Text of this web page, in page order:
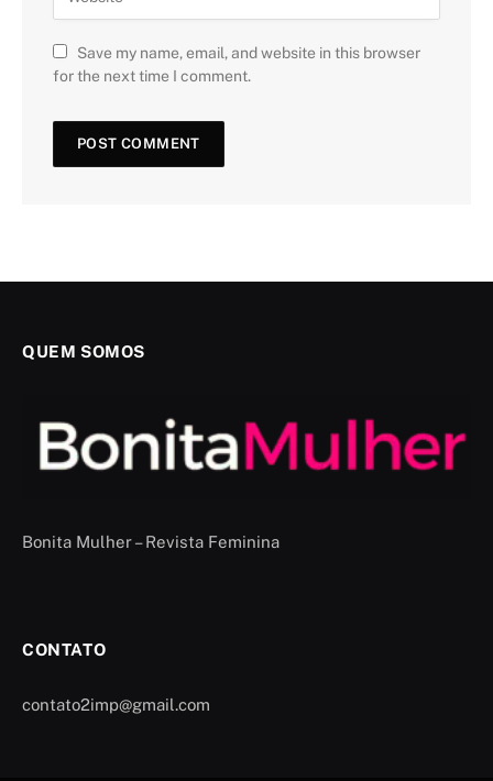
Save my name, email, and website in this browser
for the next time I comment.
QUEM SOMOS
Bonita Mulher – Revista Feminina
CONTATO
contato2imp@gmail.com